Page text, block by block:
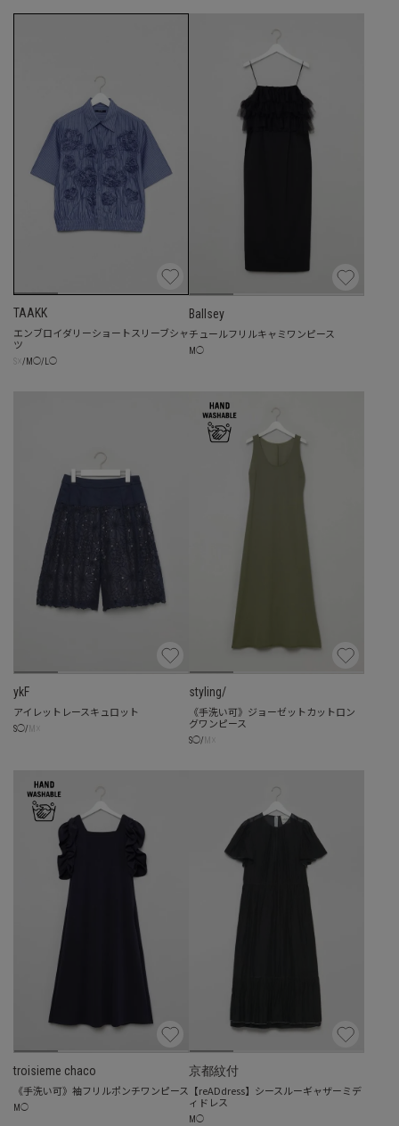
TAAKK
エンブロイダリーショートスリーブシャ
ツ
/ M ◯/ L◯
Ballsey
チュールフリルキャミワンピース
M ◯
ykF
アイレットレースキュロット
S◯/
styling/
《手洗い可》ジョーゼットカットロン
グワンピース
S◯/
troisieme chaco
《手洗い可》袖フリルポンチワンピース
M ◯
京都紋付
【reADdress】シースルーギャザーミデ
ィドレス
M ◯